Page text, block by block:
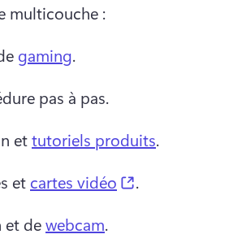
multicouche :
gaming.
pas à pas.
et tutoriels produits.
et cartes vidéo (opens in a
.
et de webcam.